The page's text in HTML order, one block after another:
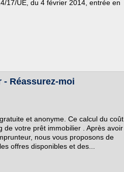
17/UE, du 4 février 2014, entrée en
Réassurez-moi
et anonyme. Ce calcul du coût
de votre prêt immobilier . Après avoir
nous vous proposons de
offres disponibles et des...